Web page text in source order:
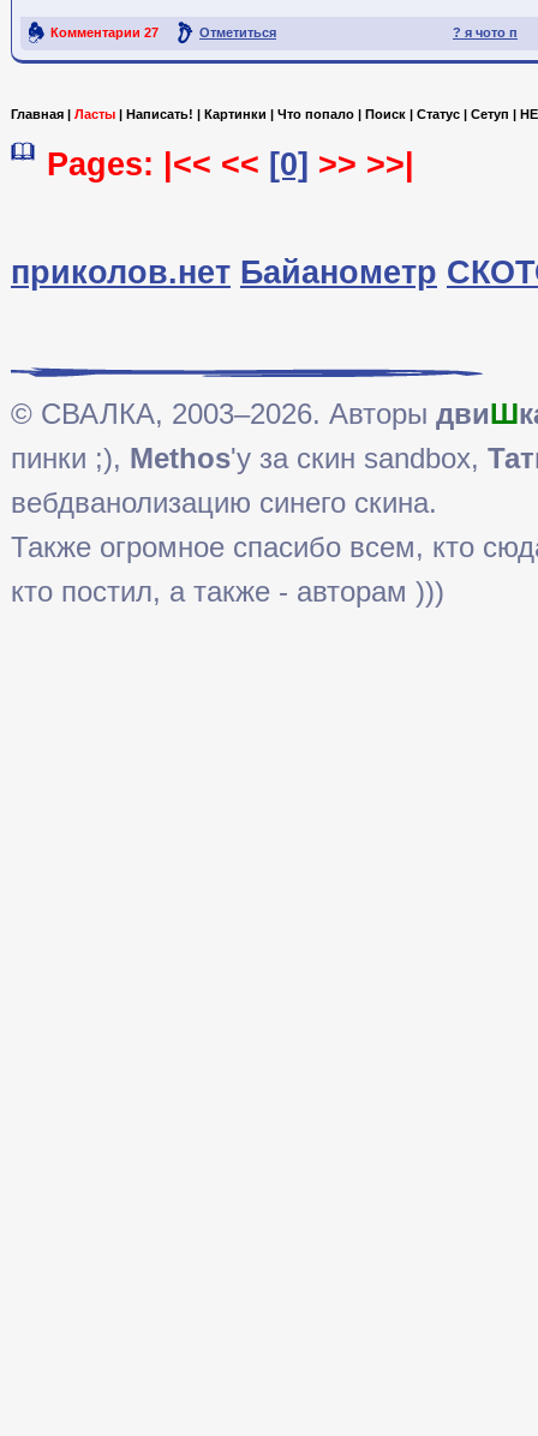
? я чото п
Комментарии 27 Отметиться
Ссылка на пост
Главная | Ласты | Написать! | Картинки | Что попало | Поиск | Статус | Сетуп |
Pages: |<< << [0] >> >>|
приколов.нет Байанометр
© СВАЛКА, 2003–2026. Авторы двиШ
пинки ;), Methos'у за скин sandbox,
вебдванолизацию синего скина.
Также огромное спасибо всем, кто
кто постил, а также - авторам )))